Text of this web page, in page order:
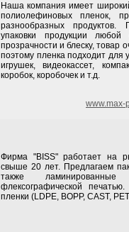
Наша компания имеет
полиолефиновых пленок,
разнообразных
упаковки продукции
прозрачности и блеску, товар
поэтому пленка подходит для
игрушек, видеокассет,
коробок, коробочек и т.д.
www.max-
Фирма "BISS" работает на
свыше 20 лет. Предлагаем
также
флексографической
пленки (LDPE, BOPP, CAST,